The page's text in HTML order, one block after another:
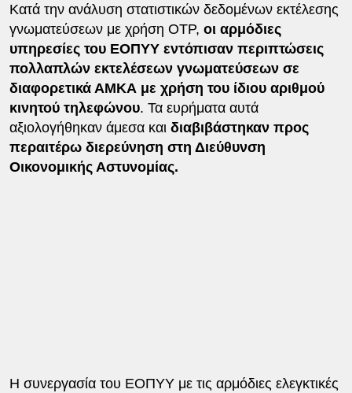
Κατά την ανάλυση στατιστικών δεδομένων εκτέλεσης
γνωματεύσεων με χρήση OTP, οι αρμόδιες
υπηρεσίες του ΕΟΠΥΥ εντόπισαν περιπτώσεις
πολλαπλών εκτελέσεων γνωματεύσεων σε
διαφορετικά ΑΜΚΑ με χρήση του ίδιου αριθμού
κινητού τηλεφώνου. Τα ευρήματα αυτά
αξιολογήθηκαν άμεσα και διαβιβάστηκαν προς
περαιτέρω διερεύνηση στη Διεύθυνση
Οικονομικής Αστυνομίας.
Η συνεργασία του ΕΟΠΥΥ με τις αρμόδιες ελεγκτικές